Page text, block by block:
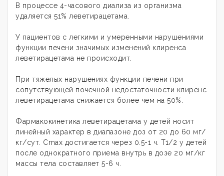
В процессе 4-часового диализа из организма
удаляется 51% леветирацетама.
У пациентов с легкими и умеренными нарушениями
функции печени значимых изменений клиренса
леветирацетама не происходит.
При тяжелых нарушениях функции печени при
сопутствующей почечной недостаточности клиренс
леветирацетама снижается более чем на 50%.
Фармакокинетика леветирацетама у детей носит
линейный характер в диапазоне доз от 20 до 60 мг/
кг/сут. Cmax достигается через 0.5-1 ч. T1/2 у детей
после однократного приема внутрь в дозе 20 мг/кг
массы тела составляет 5-6 ч.